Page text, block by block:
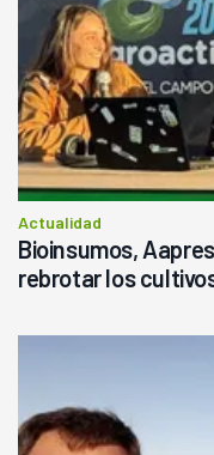
Actualidad
Bioinsumos,
rebrotar los